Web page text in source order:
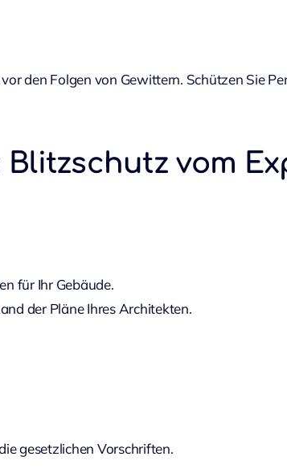
den Folgen von Gewittern. Schützen Sie
vom
für Ihr Gebäude.
der Pläne Ihres Architekten.
gesetzlichen Vorschriften.